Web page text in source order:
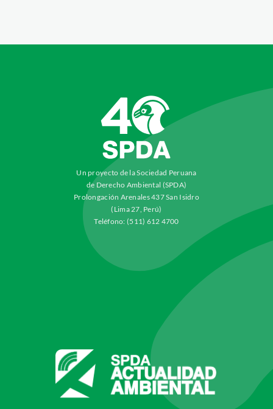
Un proyecto de la Sociedad Peruana
de Derecho Ambiental (SPDA)
Prolongación Arenales 437 San Isidro
(Lima 27, Perú)
Teléfono: (511) 612 4700